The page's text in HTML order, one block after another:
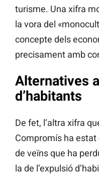
turisme. Una xifra
la vora del
concepte dels
precisament amb
Alternatives
d’habitants
De fet, l’altra xifra
Compromís ha
de veïns que ha
la de l’expulsió